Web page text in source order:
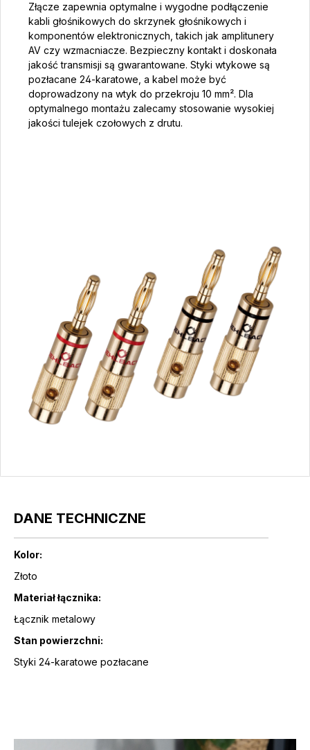
Złącze zapewnia optymalne i wygodne podłączenie
kabli głośnikowych do skrzynek głośnikowych i
komponentów elektronicznych, takich jak amplitunery
AV czy wzmacniacze. Bezpieczny kontakt i doskonała
jakość transmisji są gwarantowane. Styki wtykowe są
pozłacane 24-karatowe, a kabel może być
doprowadzony na wtyk do przekroju 10 mm². Dla
optymalnego montażu zalecamy stosowanie wysokiej
jakości tulejek czołowych z drutu.
DANE TECHNICZNE
Kolor:
Złoto
Materiał łącznika:
Łącznik metalowy
Stan powierzchni:
Styki 24-karatowe pozłacane